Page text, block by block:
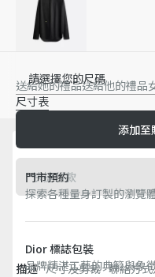
請選擇您的尺碼
尺寸表
添加至
快捷付款
描述 尺寸及剪裁 聯絡方
送給她的禮品送給他的禮品
門市預約
探索各種量身訂製的瀏覽
Dior 標誌包裝
品牌精湛工藝的典範與象